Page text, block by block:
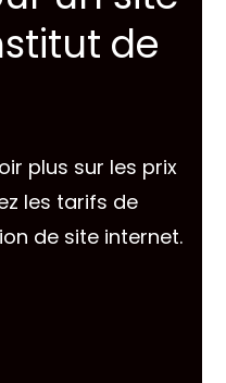
de
plus sur les prix
les tarifs de
de site internet.